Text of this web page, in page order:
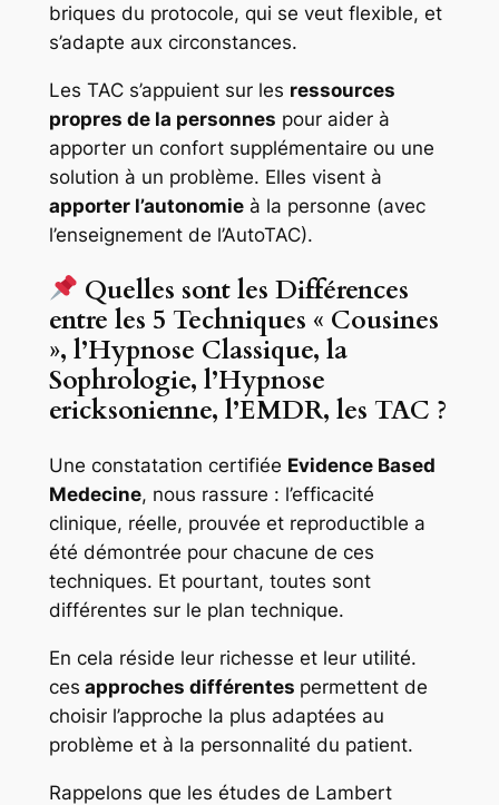
briques du protocole, qui se veut flexible, et
s’adapte aux circonstances.
Les TAC s’appuient sur les ressources
propres de la personnes pour aider à
apporter un confort supplémentaire ou une
solution à un problème. Elles visent à
apporter l’autonomieà la personne (avec
l’enseignement de l’AutoTAC).
Quelles sont les Différences
entre les 5 Techniques « Cousines
», l’Hypnose Classique, la
Sophrologie, l’Hypnose
ericksonienne, l’EMDR, les TAC ?
Une constatation certifiée Evidence Based
Medecine, nous rassure : l’efficacité
clinique, réelle, prouvée et reproductible a
été démontrée pour chacune de ces
techniques. Et pourtant, toutes sont
différentes sur le plan technique.
En cela réside leur richesse et leur utilité.
ces approches différentes permettent de
choisir l’approche la plus adaptées au
problème et à la personnalité du patient.
Rappelons que les études de Lambert